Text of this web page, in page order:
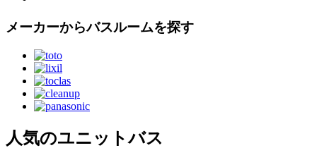
メーカーからバスルームを探す
人気のユニットバス